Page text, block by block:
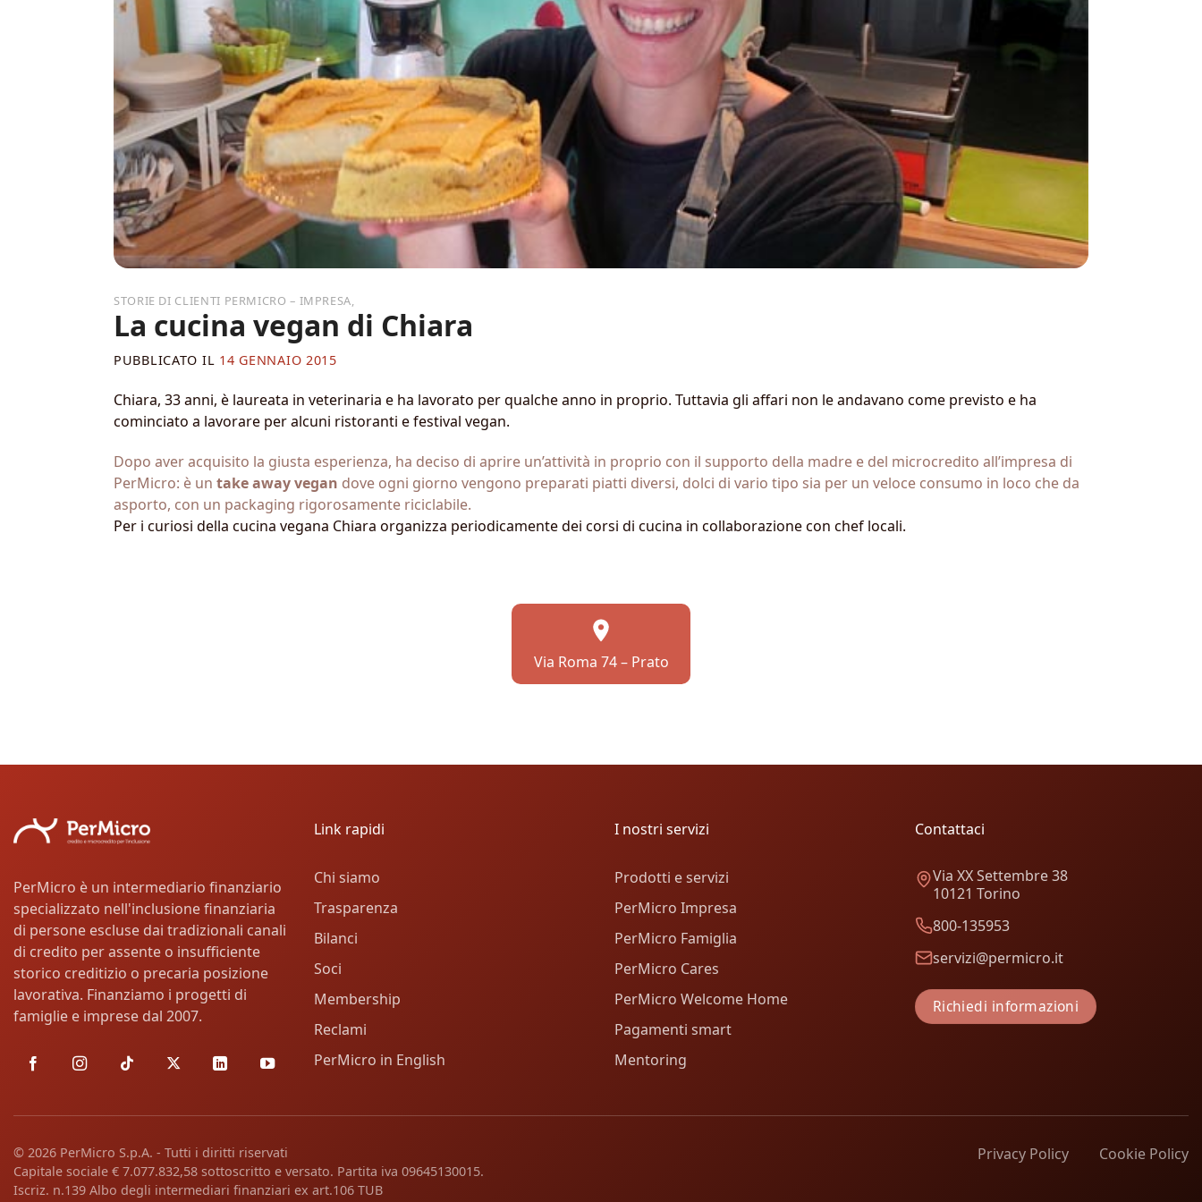
,
La cucina vegan di Chiara
PUBBLICATO IL 14 GENNAIO 2015
Chiara, 33 anni, è laureata in veterinaria e ha lavorato per qualche anno in proprio. Tuttavia gli affari non le andavano come previsto e ha
cominciato a lavorare per alcuni ristoranti e festival vegan.
Dopo aver acquisito la giusta esperienza, ha deciso di aprire un’attività in proprio con il supporto della madre e del microcredito all’impresa di
PerMicro: è un take awayvegan dove ogni giorno vengono preparati piatti diversi, dolci di vario tipo sia per un veloce consumo in loco che da
asporto, con un packaging rigorosamente riciclabile.
Per i curiosi della cucina vegana Chiara organizza periodicamente dei corsi di cucina in collaborazione con chef locali.
Via Roma 74 – Prato
PerMicro è un intermediario finanziario
specializzato nell'inclusione finanziaria
di persone escluse dai tradizionali canali
di credito per assente o insufficiente
storico creditizio o precaria posizione
lavorativa. Finanziamo i progetti di
famiglie e imprese dal 2007.
Link rapidi
Chi siamo
Trasparenza
Bilanci
Soci
Membership
Reclami
PerMicro in English
I nostri servizi
Prodotti e servizi
PerMicro Impresa
PerMicro Famiglia
PerMicro Cares
PerMicro Welcome Home
Pagamenti smart
Mentoring
Contattaci
Via XX Settembre 38
10121 Torino
800-135953
servizi@permicro.it
Richiedi informazioni
© 2026 PerMicro S.p.A. - Tutti i diritti riservati
Capitale sociale € 7.077.832,58 sottoscritto e versato. Partita iva 09645130015.
Iscriz. n.139 Albo degli intermediari finanziari ex art.106 TUB
Privacy Policy Cookie Policy